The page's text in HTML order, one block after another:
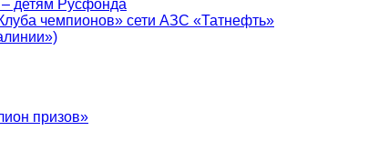
детям Русфонда
чемпионов» сети АЗС «Татнефть»
призов»